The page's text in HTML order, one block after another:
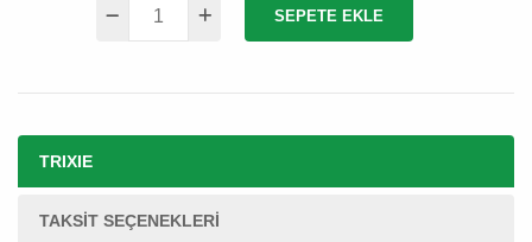
SEPETE EKLE
TRIXIE
TAKSIT SEÇENEKLERI